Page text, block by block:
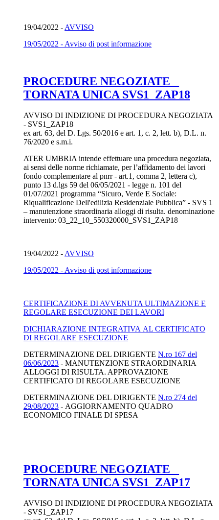
19/04/2022 - AVVISO
19/05/2022 - Avviso di post informazione
PROCEDURE NEGOZIATE _
TORNATA UNICA SVS1_ZAP18
AVVISO DI INDIZIONE DI PROCEDURA NEGOZIATA
- SVS1_ZAP18
ex art. 63, del D. Lgs. 50/2016 e art. 1, c. 2, lett. b), D.L. n.
76/2020 e s.m.i.
ATER UMBRIA intende effettuare una procedura negoziata,
ai sensi delle norme richiamate, per l’affidamento dei lavori
fondo complementare al pnrr - art.1, comma 2, lettera c),
punto 13 d.lgs 59 del 06/05/2021 - legge n. 101 del
01/07/2021 programma “Sicuro, Verde E Sociale:
Riqualificazione Dell'edilizia Residenziale Pubblica” - SVS 1
– manutenzione straordinaria alloggi di risulta. denominazione
intervento: 03_22_10_550320000_SVS1_ZAP18
19/04/2022 - AVVISO
19/05/2022 - Avviso di post informazione
CERTIFICAZIONE DI AVVENUTA ULTIMAZIONE E
REGOLARE ESECUZIONE DEI LAVORI
DICHIARAZIONE INTEGRATIVA AL CERTIFICATO
DI REGOLARE ESECUZIONE
DETERMINAZIONE DEL DIRIGENTE N.ro 167 del
06/06/2023 - MANUTENZIONE STRAORDINARIA
ALLOGGI DI RISULTA. APPROVAZIONE
CERTIFICATO DI REGOLARE ESECUZIONE
DETERMINAZIONE DEL DIRIGENTE N.ro 274 del
29/08/2023 - AGGIORNAMENTO QUADRO
ECONOMICO FINALE DI SPESA
PROCEDURE NEGOZIATE _
TORNATA UNICA SVS1_ZAP17
AVVISO DI INDIZIONE DI PROCEDURA NEGOZIATA
- SVS1_ZAP17